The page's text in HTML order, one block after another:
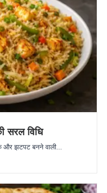
सरल विधि
और झटपट बनने वाली...